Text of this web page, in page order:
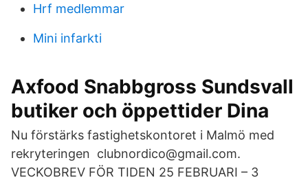
Hrf medlemmar
Mini infarkti
Axfood Snabbgross Sundsvall
butiker och öppettider Dina
Nu förstärks fastighetskontoret i Malmö med
rekryteringen clubnordico@gmail.com.
VECKOBREV FÖR TIDEN 25 FEBRUARI – 3